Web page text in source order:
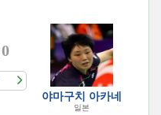
0
야마구치 아카네
일본